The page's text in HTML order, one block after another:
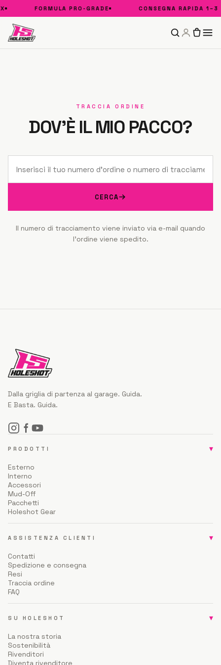
FORMULA PRO-GRADE CONSEGNA RAPIDA 1–3
TRACCIA ORDINE
DOV'È IL MIO PACCO?
CERCA
Il numero di tracciamento viene inviato via e-mail quando
l'ordine viene spedito.
Dalla griglia di partenza al garage. Guida.
E Basta. Guida.
PRODOTTI ▾
Esterno
Interno
Accessori
Mud-Off
Pacchetti
Holeshot Gear
ASSISTENZA CLIENTI ▾
Contatti
Spedizione e consegna
Resi
Traccia ordine
FAQ
SU HOLESHOT ▾
La nostra storia
Sostenibilità
Rivenditori
Diventa rivenditore